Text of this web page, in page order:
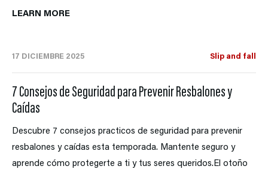
LEARN MORE
17 DICIEMBRE 2025 Slip and fall
7 Consejos de Seguridad para Prevenir Resbalones y
Caídas
Descubre 7 consejos practicos de seguridad para prevenir
resbalones y caídas esta temporada. Mantente seguro y
aprende cómo protegerte a ti y tus seres queridos.El otoño